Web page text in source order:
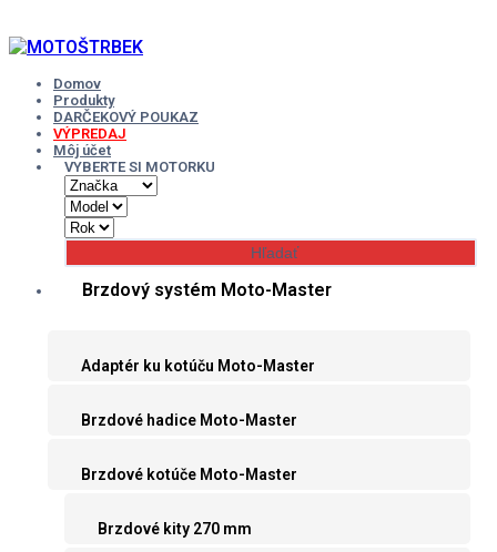
to
content
Domov
Produkty
DARČEKOVÝ POUKAZ
VÝPREDAJ
Môj účet
VYBERTE SI MOTORKU
Brzdový systém Moto-Master
Adaptér ku kotúču Moto-Master
Brzdové hadice Moto-Master
Brzdové kotúče Moto-Master
Brzdové kity 270 mm